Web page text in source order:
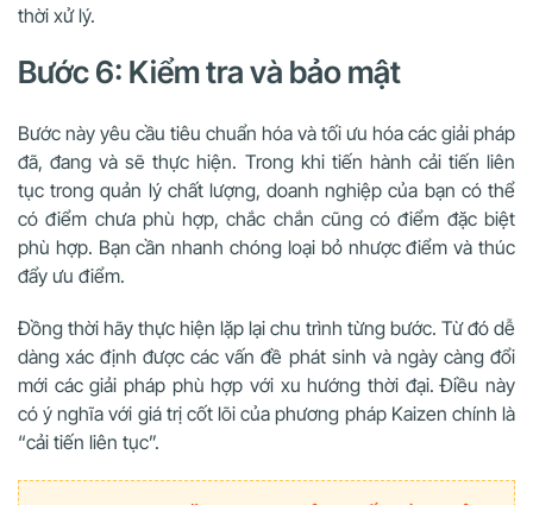
thời xử lý.
Bước 6: Kiểm tra và bảo mật
Bước này yêu cầu tiêu chuẩn hóa và tối ưu hóa các giải pháp
đã, đang và sẽ thực hiện. Trong khi tiến hành cải tiến liên
tục trong quản lý chất lượng, doanh nghiệp của bạn có thể
có điểm chưa phù hợp, chắc chắn cũng có điểm đặc biệt
phù hợp. Bạn cần nhanh chóng loại bỏ nhược điểm và thúc
đẩy ưu điểm.
Đồng thời hãy thực hiện lặp lại chu trình từng bước. Từ đó dễ
dàng xác định được các vấn đề phát sinh và ngày càng đổi
mới các giải pháp phù hợp với xu hướng thời đại. Điều này
có ý nghĩa với giá trị cốt lõi của phương pháp Kaizen chính là
“cải tiến liên tục”.